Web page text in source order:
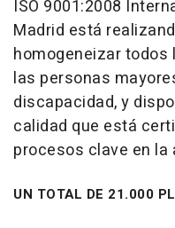
ISO 9001:2008
Madrid está
homogeneizar todos
las personas
discapacidad, y
calidad que está
procesos clave en la
UN TOTAL DE 21.000